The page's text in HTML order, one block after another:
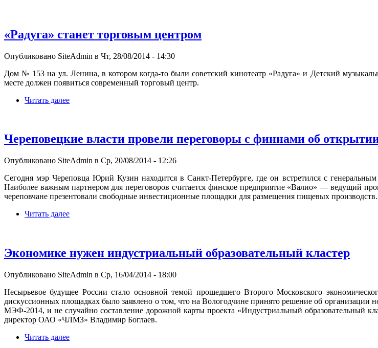
«Радуга» станет торговым центром
Опубликовано SiteAdmin в Чт, 28/08/2014 - 14:30
Дом № 153 на ул. Ленина, в котором когда-то были советский кинотеатр «Радуга» и Детский
месте должен появиться современный торговый центр.
Читать далее
Череповецкие власти провели переговоры с финнами об
Опубликовано SiteAdmin в Ср, 20/08/2014 - 12:26
Сегодня мэр Череповца Юрий Кузин находится в Санкт-Петербурге, где он встретился с
Наиболее важным партнером для переговоров считается финское предприятие «Валио» — ведущий
череповчане презентовали свободные инвестиционные площадки для размещения пищевых производств.
Читать далее
Экономике нужен индустриальный образовательный кластер
Опубликовано SiteAdmin в Ср, 16/04/2014 - 18:00
Несырьевое будущее России стало основной темой прошедшего Второго Московского
дискуссионных площадках было заявлено о том, что на Вологодчине принято решение об организации
МЭФ-2014, и не случайно составление дорожной карты проекта «Индустриальный образовательный
директор ОАО «ЧЛМЗ» Владимир Боглаев.
Читать далее